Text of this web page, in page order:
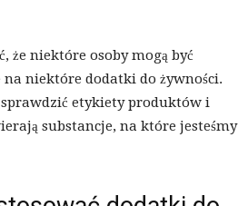
że niektóre osoby mogą być
niektóre dodatki do żywności.
etykiety produktów i
substancje, na które jesteśmy